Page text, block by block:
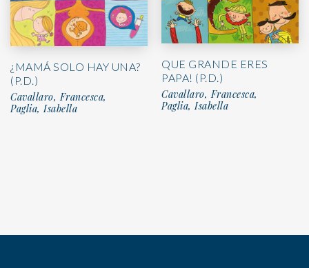
¿MAMÁ SOLO HAY UNA?
(P.D.)
Cavallaro, Francesca,
Paglia, Isabella
QUE GRANDE ERES
PAPA! (P.D.)
Cavallaro, Francesca,
Paglia, Isabella